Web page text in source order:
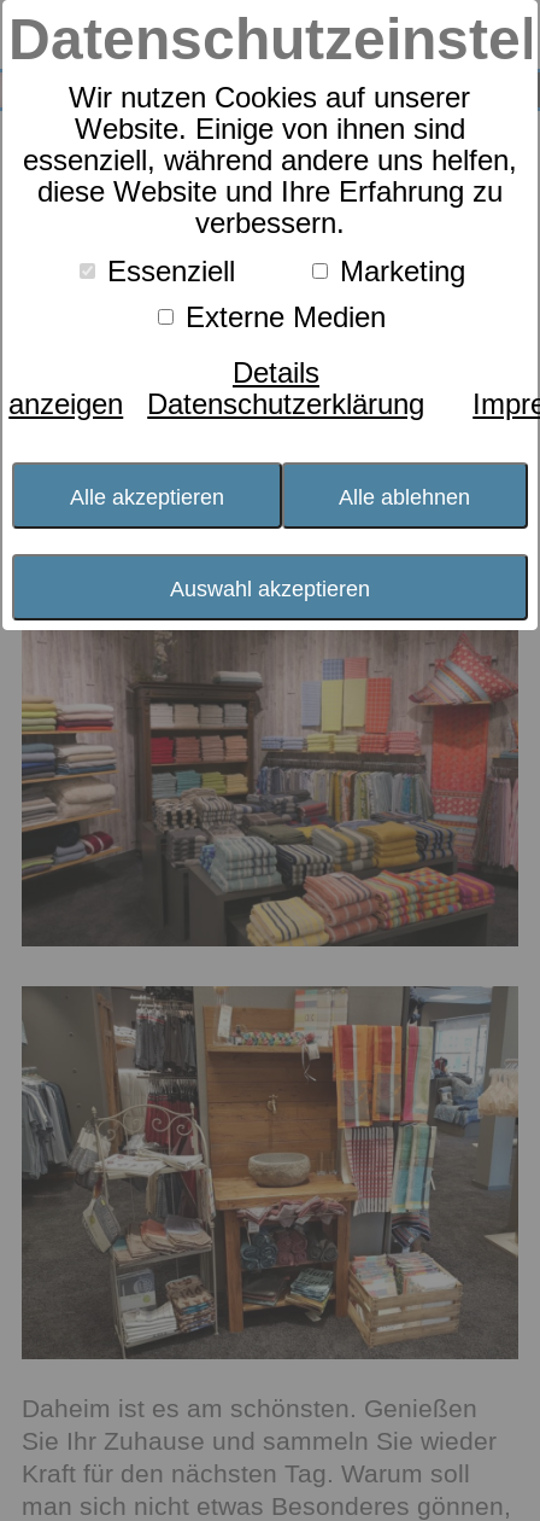
Wir nutzen Cookies auf unserer
Website. Einige von ihnen sind
essenziell, während andere uns helfen,
diese Website und Ihre Erfahrung zu
verbessern.
Essenziell
Marketing
Externe Medien
Details
anzeigen
Datenschutzerklärung
Alle akzeptieren Alle ablehnen
Auswahl akzeptieren
SUCHE
0
Schöner Wohnen
Daheim ist es am schönsten. Genießen
Sie Ihr Zuhause und sammeln Sie wieder
Kraft für den nächsten Tag. Warum soll
man sich nicht etwas Besonderes gönnen,